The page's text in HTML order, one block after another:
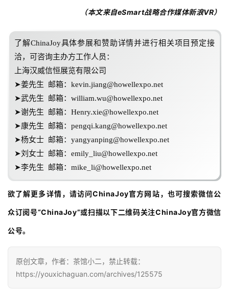
(
中
国
（本文来自eSmart战略合作媒体新浪VR）
了解ChinaJoy具体参展和赞助详情并进行相关项目预定接
洽，可咨询主办方工作人员：
上海汉威信恒展览有限公司
➤姜先生 邮箱：kevin.jiang@howellexpo.net
➤武先生 邮箱：william.wu@howellexpo.net
➤谢先生 邮箱：Henry.xie@howellexpo.net
➤康先生 邮箱：pengqi.kang@howellexpo.net
➤杨女士 邮箱：yangyanping@howellexpo.net
➤刘女士 邮箱：emily_liu@howellexpo.net
➤李先生 邮箱：mike_li@howellexpo.net
欲了解更多详情，请访问ChinaJoy官方网站，也可搜索微信公
众订阅号“ChinaJoy”或扫描以下二维码关注ChinaJoy官方微信
公号。
原创文章，作者：茶馆小二，禁止转载：
https://youxichaguan.com/archives/125575